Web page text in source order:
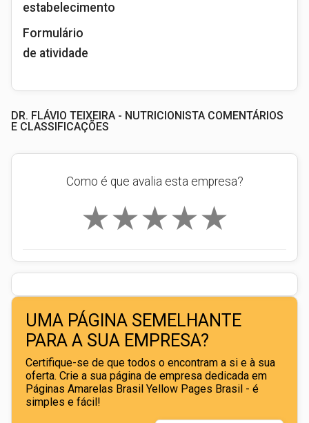
estabelecimento
Formulário
de atividade
DR. FLÁVIO TEIXEIRA - NUTRICIONISTA COMENTÁRIOS
E CLASSIFICAÇÕES
Como é que avalia esta empresa?
★
★
★
★
★
UMA PÁGINA SEMELHANTE
PARA A SUA EMPRESA?
Certifique-se de que todos o encontram a si e à sua
oferta. Crie a sua página de empresa dedicada em
Páginas Amarelas Brasil Yellow Pages Brasil - é
simples e fácil!